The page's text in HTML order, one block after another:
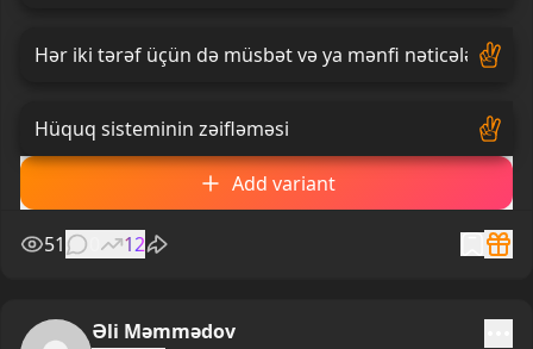
Hər iki tərəf üçün də müsbət və ya mənfi nəticələr
Hüquq sisteminin zəifləməsi
Add variant
51 12
Əli Məmmədov